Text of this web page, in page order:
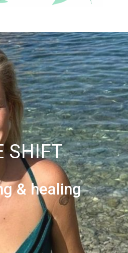
SHIFT
& healing